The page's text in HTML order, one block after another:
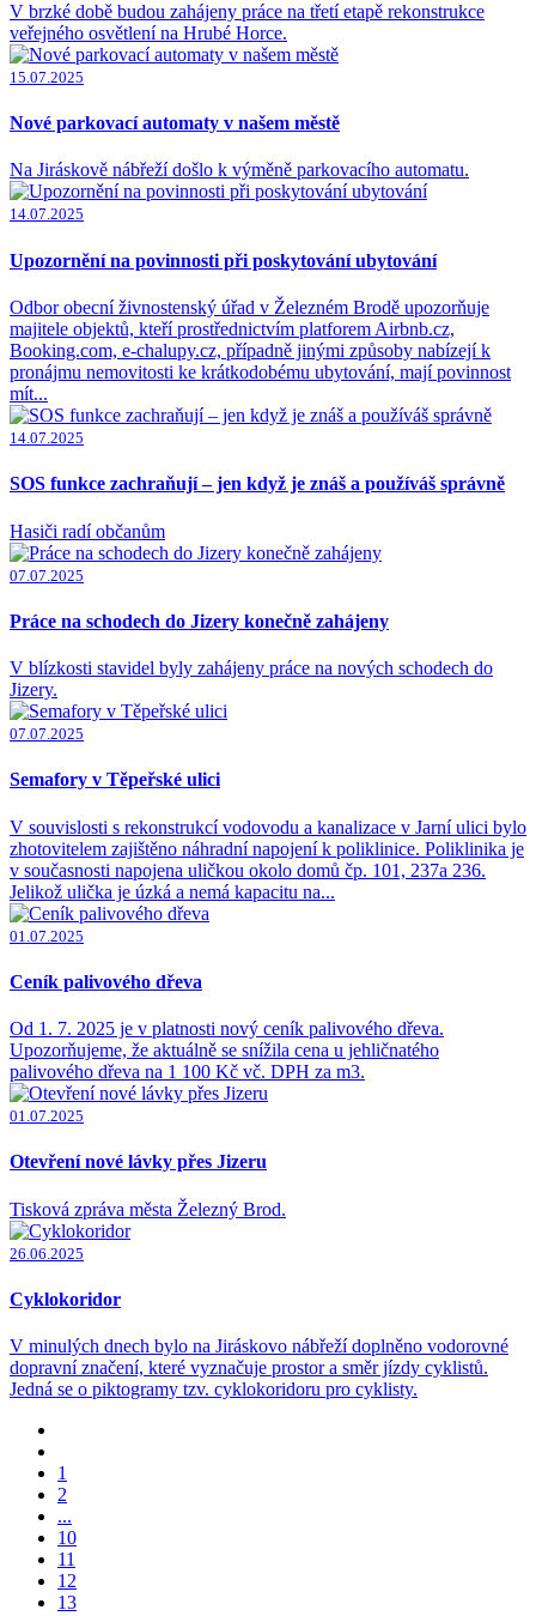
V brzké době budou zahájeny práce na třetí etapě rekonstrukce
veřejného osvětlení na Hrubé Horce.
15.07.2025
Nové parkovací automaty v našem městě
Na Jiráskově nábřeží došlo k výměně parkovacího automatu.
14.07.2025
Upozornění na povinnosti při poskytování ubytování
Odbor obecní živnostenský úřad v Železném Brodě upozorňuje
majitele objektů, kteří prostřednictvím platforem Airbnb.cz,
Booking.com, e-chalupy.cz, případně jinými způsoby nabízejí k
pronájmu nemovitosti ke krátkodobému ubytování, mají povinnost
mít...
14.07.2025
SOS funkce zachraňují – jen když je znáš a používáš správně
Hasiči radí občanům
07.07.2025
Práce na schodech do Jizery konečně zahájeny
V blízkosti stavidel byly zahájeny práce na nových schodech do
Jizery.
07.07.2025
Semafory v Těpeřské ulici
V souvislosti s rekonstrukcí vodovodu a kanalizace v Jarní ulici bylo
zhotovitelem zajištěno náhradní napojení k poliklinice. Poliklinika je
v současnosti napojena uličkou okolo domů čp. 101, 237a 236.
Jelikož ulička je úzká a nemá kapacitu na...
01.07.2025
Ceník palivového dřeva
Od 1. 7. 2025 je v platnosti nový ceník palivového dřeva.
Upozorňujeme, že aktuálně se snížila cena u jehličnatého
palivového dřeva na 1 100 Kč vč. DPH za m3.
01.07.2025
Otevření nové lávky přes Jizeru
Tisková zpráva města Železný Brod.
26.06.2025
Cyklokoridor
V minulých dnech bylo na Jiráskovo nábřeží doplněno vodorovné
dopravní značení, které vyznačuje prostor a směr jízdy cyklistů.
Jedná se o piktogramy tzv. cyklokoridoru pro cyklisty.
1
2
...
10
11
12
13